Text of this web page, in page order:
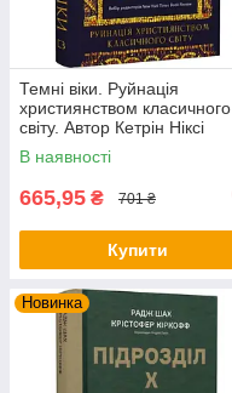
Темні віки. Руйнація
християнством класичного
світу. Автор Кетрін Ніксі
В наявності
665,95 ₴ 701 ₴
Купити
Новинка